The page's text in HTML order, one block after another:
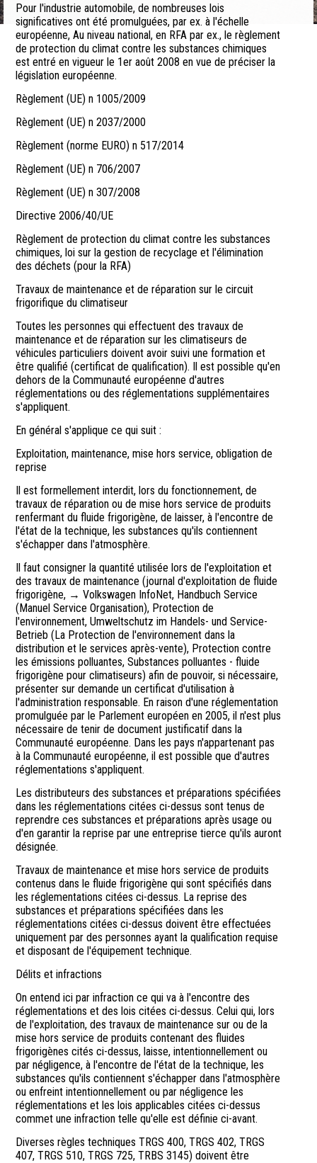
Pour l'industrie automobile, de nombreuses lois
significatives ont été promulguées, par ex. à l'échelle
européenne, Au niveau national, en RFA par ex., le règlement
de protection du climat contre les substances chimiques
est entré en vigueur le 1er août 2008 en vue de préciser la
législation européenne.
Règlement (UE) n 1005/2009
Règlement (UE) n 2037/2000
Règlement (norme EURO) n 517/2014
Règlement (UE) n 706/2007
Règlement (UE) n 307/2008
Directive 2006/40/UE
Règlement de protection du climat contre les substances
chimiques, loi sur la gestion de recyclage et l'élimination
des déchets (pour la RFA)
Travaux de maintenance et de réparation sur le circuit
frigorifique du climatiseur
Toutes les personnes qui effectuent des travaux de
maintenance et de réparation sur les climatiseurs de
véhicules particuliers doivent avoir suivi une formation et
être qualifié (certificat de qualification). Il est possible qu'en
dehors de la Communauté européenne d'autres
réglementations ou des réglementations supplémentaires
s'appliquent.
En général s'applique ce qui suit :
Exploitation, maintenance, mise hors service, obligation de
reprise
Il est formellement interdit, lors du fonctionnement, de
travaux de réparation ou de mise hors service de produits
renfermant du fluide frigorigène, de laisser, à l'encontre de
l'état de la technique, les substances qu'ils contiennent
s'échapper dans l'atmosphère.
Il faut consigner la quantité utilisée lors de l'exploitation et
des travaux de maintenance (journal d'exploitation de fluide
frigorigène, → Volkswagen InfoNet, Handbuch Service
(Manuel Service Organisation), Protection de
l'environnement, Umweltschutz im Handels- und Service-
Betrieb (La Protection de l'environnement dans la
distribution et le services après-vente), Protection contre
les émissions polluantes, Substances polluantes - fluide
frigorigène pour climatiseurs) afin de pouvoir, si nécessaire,
présenter sur demande un certificat d'utilisation à
l'administration responsable. En raison d'une réglementation
promulguée par le Parlement européen en 2005, il n'est plus
nécessaire de tenir de document justificatif dans la
Communauté européenne. Dans les pays n'appartenant pas
à la Communauté européenne, il est possible que d'autres
réglementations s'appliquent.
Les distributeurs des substances et préparations spécifiées
dans les réglementations citées ci-dessus sont tenus de
reprendre ces substances et préparations après usage ou
d'en garantir la reprise par une entreprise tierce qu'ils auront
désignée.
Travaux de maintenance et mise hors service de produits
contenus dans le fluide frigorigène qui sont spécifiés dans
les réglementations citées ci-dessus. La reprise des
substances et préparations spécifiées dans les
réglementations citées ci-dessus doivent être effectuées
uniquement par des personnes ayant la qualification requise
et disposant de l'équipement technique.
Délits et infractions
On entend ici par infraction ce qui va à l'encontre des
réglementations et des lois citées ci-dessus. Celui qui, lors
de l'exploitation, des travaux de maintenance sur ou de la
mise hors service de produits contenant des fluides
frigorigènes cités ci-dessus, laisse, intentionnellement ou
par négligence, à l'encontre de l'état de la technique, les
substances qu'ils contiennent s'échapper dans l'atmosphère
ou enfreint intentionnellement ou par négligence les
réglementations et les lois applicables citées ci-dessus
commet une infraction telle qu'elle est définie ci-avant.
Diverses règles techniques TRGS 400, TRGS 402, TRGS
407, TRGS 510, TRGS 725, TRBS 3145) doivent être